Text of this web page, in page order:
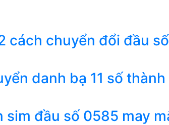
cách chuyển đổi đầu
danh bạ 11 số thành
đầu số 0585 may